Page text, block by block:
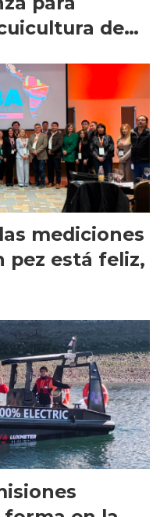
de
mediciones
pez está feliz,